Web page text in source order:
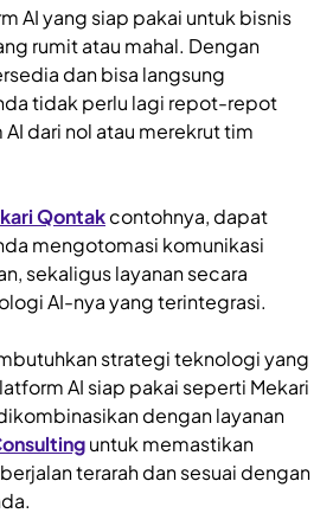
AI yang siap pakai untuk bisnis
rumit atau mahal. Dengan
dan bisa langsung
tidak perlu lagi repot-repot
dari nol atau merekrut tim
Qontakcontohnya, dapat
mengotomasi komunikasi
sekaligus layanan secara
AI-nya yang terintegrasi.
strategi teknologi yang
AI siap pakai seperti Mekari
dengan layanan
untuk memastikan
terarah dan sesuai dengan